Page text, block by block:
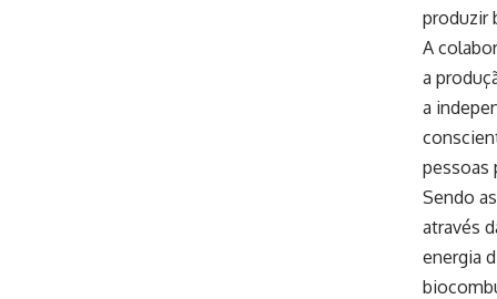
produzir
A
a
a
pessoas
Sendo
através
energia